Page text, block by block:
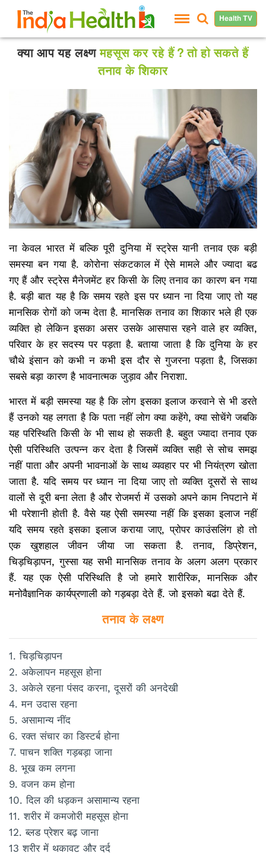
Health TV
क्या आप यह लक्ष्णमहसूस कर रहे हैं? तो हो सकते हैं
तनाव के शिकार
ना केवल भारत में बल्कि पूरी दुनिया में स्ट्रेस यानी तनाव एक बड़ी
समस्या बन गया है. कोरोना संकटकाल में ऐसे मामले और ज्यादा बढ
गए हैं और स्ट्रेस मैनेजमेंट हर किसी के लिए तनाव का कारण बन गया
है. बड़ी बात यह है कि समय रहते इस पर ध्यान ना दिया जाए तो यह
मानसिक रोगों को जन्म देता है. मानसिक तनाव का शिकार भले ही एक
व्यक्ति हो लेकिन इसका असर उसके आसपास रहने वाले हर व्यक्ति,
परिवार के हर सदस्य पर पड़ता है. बताया जाता है कि दुनिया के हर
चौथे इंसान को कभी न कभी इस दौर से गुजरना पड़ता है, जिसका
सबसे बड़ा कारण है भावनात्मक जुड़ाव और निराशा.
भारत में बड़ी समस्या यह है कि लोग इसका इलाज करवाने से भी डरते
हैं उनको यह लगता है कि पता नहीं लोग क्या कहेंगे, क्या सोचेंगे जबकि
यह परिस्थिति किसी के भी साथ हो सकती है. बहुत ज्यादा तनाव एक
ऐसी परिस्थिति उत्पन्न कर देता है जिसमें व्यक्ति सही से सोच समझ
नहीं पाता और अपनी भावनाओं के साथ व्यवहार पर भी नियंत्रण खोता
जाता है. यदि समय पर ध्यान ना दिया जाए तो व्यक्ति दूसरों से साथ
वालों से दूरी बना लेता है और रोजमर्रा में उसको अपने काम निपटाने में
भी परेशानी होती है. वैसे यह ऐसी समस्या नहीं कि इसका इलाज नहीं
यदि समय रहते इसका इलाज कराया जाए, प्रोपर काउंसलिंग हो तो
एक खुशहाल जीवन जीया जा सकता है. तनाव, डिप्रेशन,
चिड़चिड़ापन, गुस्सा यह सभी मानसिक तनाव के अलग अलग प्रकार
हैं. यह एक ऐसी परिस्थिति है जो हमारे शारीरिक, मानसिक और
मनोवैज्ञानिक कार्यप्रणाली को गड़बड़ा देते हैं. जो इसको बढा देते हैं.
तनाव के लक्ष्ण
1. चिड़चिड़ापन
2. अकेलापन महसूस होना
3. अकेले रहना पंसद करना, दूसरों की अनदेखी
4. मन उदास रहना
5. असामान्य नींद
6. रक्त संचार का डिस्टर्ब होना
7. पाचन शक्ति गड़बड़ा जाना
8. भूख कम लगना
9. वजन कम होना
10. दिल की धड़कन असामान्य रहना
11. शरीर में कमजोरी महसूस होना
12. ब्लड प्रेशर बढ़ जाना
13 शरीर में थकावट और दर्द